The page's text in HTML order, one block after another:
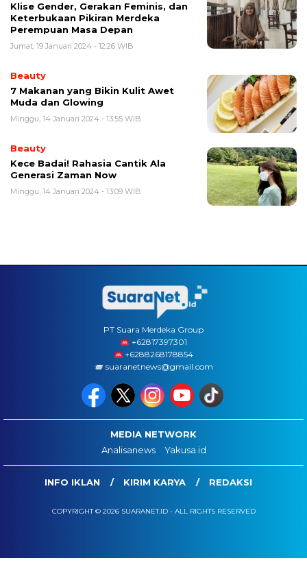
Klise Gender, Gerakan Feminis, dan
Keterbukaan Pikiran Merdeka
Perempuan Masa Depan
Jumat, 19 Januari 2024 - 12:26 WIB
Beauty
7 Makanan yang Bikin Kulit Awet
Muda dan Glowing
Minggu, 14 Januari 2024 - 13:55 WIB
Beauty
Kece Badai! Rahasia Cantik Ala
Generasi Zaman Now
Minggu, 14 Januari 2024 - 13:09 WIB
PT Suara Merdeka Group
‪+62817397301
+6288268178854
suaranetnews@gmail.com
MEDIA NETWORK
Analisanews
Yakusa.id
INFO IKLAN KIRIM KARYA REDAKSI
COPYRIGHT © 2026 SUARANET.ID - ALL RIGHTS RESERVED